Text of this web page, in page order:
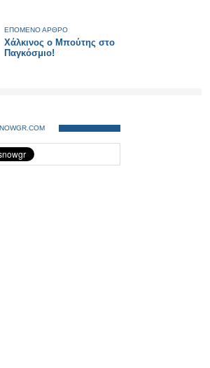
ΕΠΟΜΕΝΟ ΑΡΘΡΟ
Χάλκινος ο Μπούτης στο
Παγκόσμιο!